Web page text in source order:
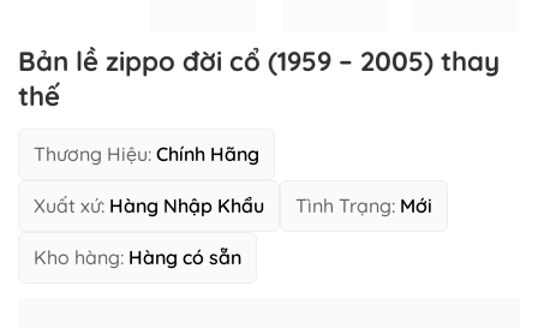
Bản lề zippo đời cổ (1959 – 2005) thay
thế
Thương Hiệu: Chính Hãng
Xuất xứ: Hàng Nhập Khẩu Tình Trạng: Mới
Kho hàng: Hàng có sẵn